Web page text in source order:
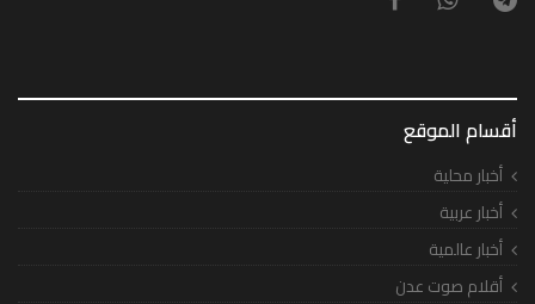
أقسام الموقع
أخبار محلية
أخبار عربية
أخبار عالمية
أقلام صوت عدن